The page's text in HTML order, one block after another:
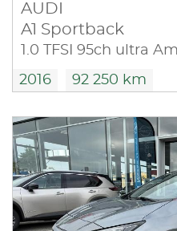
AUDI
A1 Sportback
1.0 TFSI 95ch ultra
2016 92 250 km